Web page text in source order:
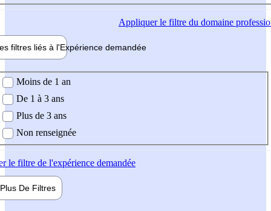
Appliquerle filtre du domaine
filtres liés à l'Expérience demandée
demandée
Moins de 1 an
De 1 à 3 ans
Plus de 3 ans
Non renseignée
le filtre de l'expérience demandée
Plus De Filtres